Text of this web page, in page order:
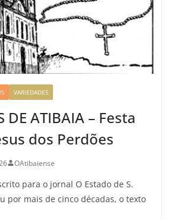
VARIEDADES
DE ATIBAIA – Festa
dos Perdões
OAtibaiense
para o jornal O Estado de S.
por mais de cinco décadas, o texto